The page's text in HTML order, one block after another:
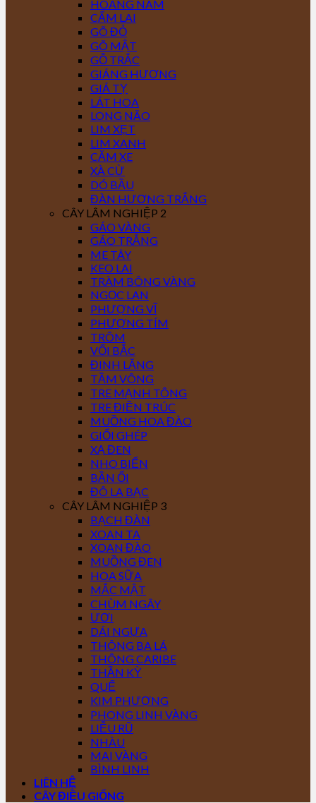
HOÀNG NAM
CẨM LAI
GÕ ĐỎ
GÕ MẬT
GỖ TRẮC
GIÁNG HƯƠNG
GIÁ TỴ
LÁT HOA
LONG NÃO
LIM XẸT
LIM XANH
CĂM XE
XÀ CỪ
DÓ BẦU
ĐÀN HƯƠNG TRẮNG
CÂY LÂM NGHIỆP 2
GÁO VÀNG
GÁO TRẮNG
ME TÂY
KEO LAI
TRÀM BÔNG VÀNG
NGỌC LAN
PHƯỢNG VĨ
PHƯỢNG TÍM
TRÔM
VỐI BẮC
ĐINH LĂNG
TẦM VÔNG
TRE MẠNH TÔNG
TRE ĐIỀN TRÚC
MUỒNG HOA ĐÀO
GIỔI GHÉP
XẠ ĐEN
NHO BIỂN
BẦN ỔI
ĐÔ LA BẠC
CÂY LÂM NGHIỆP 3
BẠCH ĐÀN
XOAN TA
XOAN ĐÀO
MUỒNG ĐEN
HOA SỮA
MẮC MẬT
CHÙM NGÂY
ƯƠI
DÁI NGỰA
THÔNG BA LÁ
THÔNG CARIBE
THẦN KỲ
QUẾ
KIM PHƯỢNG
PHONG LINH VÀNG
LIỄU RŨ
NHÀU
MAI VÀNG
BÌNH LINH
LIÊN HỆ
CÂY ĐIỀU GIỐNG